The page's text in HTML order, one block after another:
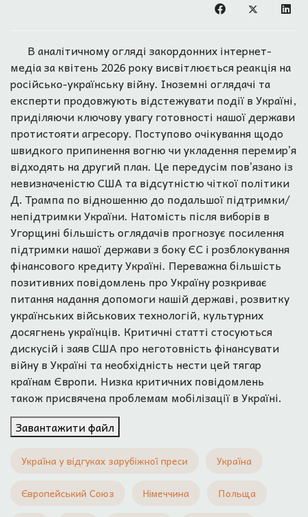
В аналітичному огляді закордонних інтернет-
медіа за квітень 2026 року висвітлюється реакція на
російсько-українську війну. Іноземні оглядачі та
експерти продовжують відстежувати події в Україні,
приділяючи ключову увагу готовності нашої держави
протистояти агресору. Поступово очікування щодо
швидкого припинення вогню чи укладення перемир’я
відходять на другий план. Це передусім пов’язано із
невизначеністю США та відсутністю чіткої політики
Д. Трампа по відношенню до подальшої підтримки/
непідтримки України. Натомість після виборів в
Угорщині більшість оглядачів прогнозує посилення
підтримки нашої держави з боку ЄС і розблокування
фінансового кредиту Україні. Переважна більшість
позитивних повідомлень про Україну розкриває
питання надання допомоги нашій державі, розвитку
українських військових технологій, культурних
досягнень українців. Критичні статті стосуються
дискусій і заяв США про неготовність фінансувати
війну в Україні та необхідність нести цей тягар
країнам Європи. Низка критичних повідомлень
також присвячена проблемам мобілізації в Україні.
Завантажити файл
Україна у відгуках зарубіжної преси Україна
Європейський Союз Німеччина Польща